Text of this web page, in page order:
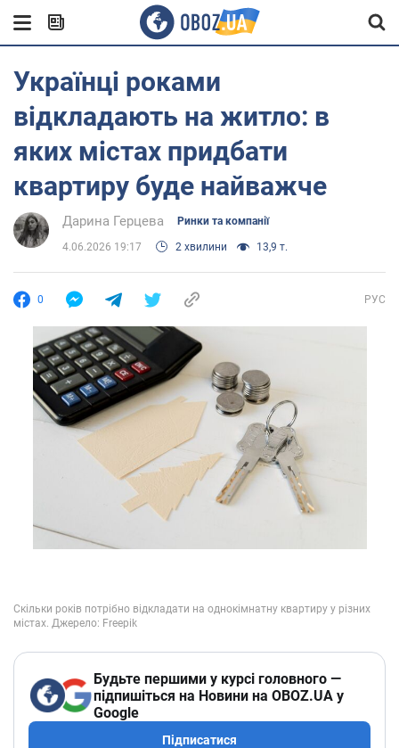
Українці роками
відкладають на житло: в
яких містах придбати
квартиру буде найважче
Дарина Герцева Ринки та компанії
4.06.2026 19:17 2 хвилини 13,9 т.
0 РУС
Будьте першими у курсі головного —
підпишіться на Новини на OBOZ.UA у
Google
Підписатися